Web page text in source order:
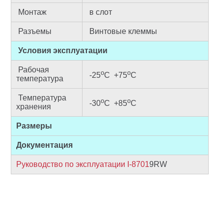
Монтаж в слот
Разъемы Винтовые клеммы
Условия эксплуатации
Рабочая
температура
-25оС +75оС
Температура
хранения
-30оС +85оС
Размеры
Документация
Руководство по эксплуатации I-87019RW